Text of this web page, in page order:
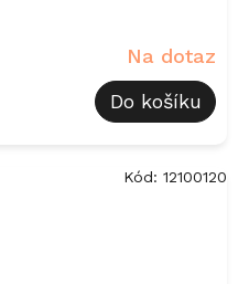
Na dotaz
Do košíku
Kód: 12100120